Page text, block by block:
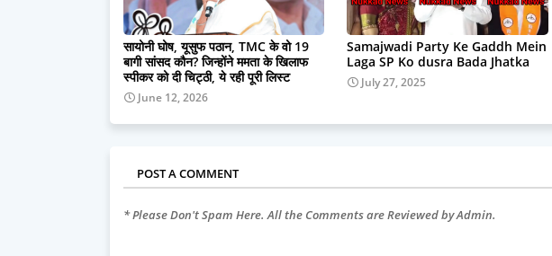
सायोनी घोष, यूसुफ पठान, TMC के वो 19
बागी सांसद कौन? जिन्होंने ममता के खिलाफ
स्पीकर को दी चिट्ठी, ये रही पूरी लिस्ट
June 12, 2026
Samajwadi Party Ke Gaddh Mein
Laga SP Ko dusra Bada Jhatka
July 27, 2025
POST A COMMENT
* Please Don't Spam Here. All the Comments are Reviewed by Admin.